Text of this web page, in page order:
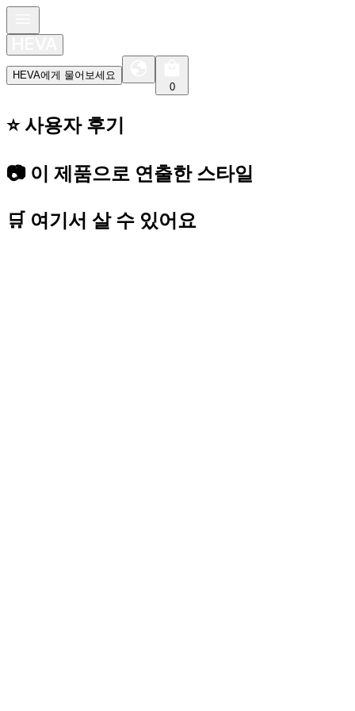
HEVA에게 물어보세요
0
⭐️ 사용자 후기
📷 이 제품으로 연출한 스타일
🛒 여기서 살 수 있어요